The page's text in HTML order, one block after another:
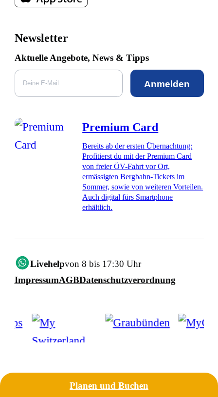
Newsletter
Aktuelle Angebote, News & Tipps
Anmelden
Premium Card
Bereits ab der ersten Übernachtung:
Profitierst du mit der Premium Card
von freier ÖV-Fahrt vor Ort,
ermässigten Bergbahn-Tickets im
Sommer, sowie von weiteren Vorteilen.
Auch digital fürs Smartphone
erhältlich.
Livehelpvon 8 bis 17:30 Uhr
ImpressumAGBDatenschutzverordnung
Planen und Buchen